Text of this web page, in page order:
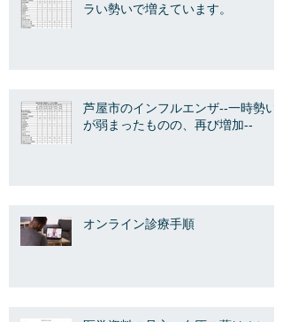
ラい勢いで増えています。
芦屋市のインフルエンザ--一時勢い
が弱まったものの、再び増加--
オンライン診療手順